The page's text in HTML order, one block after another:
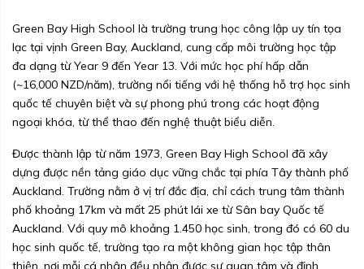
Green Bay High School là trường trung học công lập uy tín tọa
lạc tại vịnh Green Bay, Auckland, cung cấp môi trường học tập
đa dạng từ Year 9 đến Year 13. Với mức học phí hấp dẫn
(~16,000 NZD/năm), trường nổi tiếng với hệ thống hỗ trợ học sinh
quốc tế chuyên biệt và sự phong phú trong các hoạt động
ngoại khóa, từ thể thao đến nghệ thuật biểu diễn.
Được thành lập từ năm 1973, Green Bay High School đã xây
dựng được nền tảng giáo dục vững chắc tại phía Tây thành phố
Auckland. Trường nằm ở vị trí đắc địa, chỉ cách trung tâm thành
phố khoảng 17km và mất 25 phút lái xe từ Sân bay Quốc tế
Auckland. Với quy mô khoảng 1.450 học sinh, trong đó có 60 du
học sinh quốc tế, trường tạo ra một không gian học tập thân
thiện, nơi mỗi cá nhân đều nhận được sự quan tâm và định